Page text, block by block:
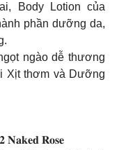
Body Lotion của
phần dưỡng da,
ngào dễ thương
Xịt thơm và Dưỡng
𝐍𝐚𝐤𝐞𝐝 𝐑𝐨𝐬𝐞